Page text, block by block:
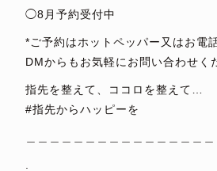
◯8月予約受付中
*ご予約はホットペッパー又はお電
DMからもお気軽にお問い合わせく
指先を整えて、ココロを整えて…
#指先からハッピーを
＿＿＿＿＿＿＿＿＿＿＿＿＿＿＿